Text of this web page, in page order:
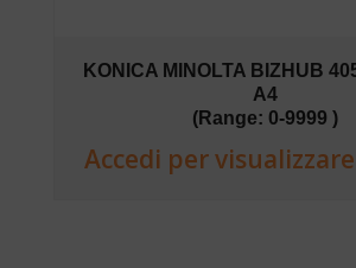
KONICA MINOLTA BIZHUB
A4
(Range: 0-9999 )
Accedi per